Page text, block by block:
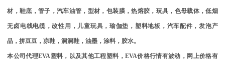
材，鞋底，管子，汽车油管，型材，包装膜，热熔胶，玩具，色母载体，低烟
无卤电线电缆，改性用，儿童玩具，瑜伽垫，塑料地板，汽车配件，发泡产
品，拼豆豆，凉鞋，洞洞鞋，油墨，涂料，胶水。
本公司代理EVA塑料，以及其他工程塑料， EVA价格行情有波动，网上价格有